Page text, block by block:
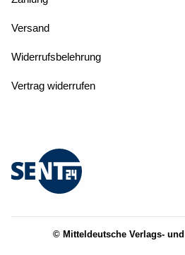
Versand
Widerrufsbelehrung
Vertrag widerrufen
© Mitteldeutsche Verlags-